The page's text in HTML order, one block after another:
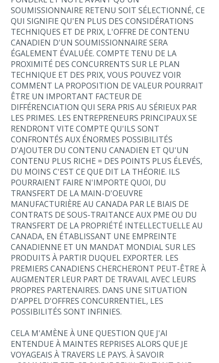
SOUMISSIONNAIRE RETENU SOIT SÉLECTIONNÉ, CE
QUI SIGNIFIE QU'EN PLUS DES CONSIDÉRATIONS
TECHNIQUES ET DE PRIX, L'OFFRE DE CONTENU
CANADIEN D'UN SOUMISSIONNAIRE SERA
ÉGALEMENT ÉVALUÉE. COMPTE TENU DE LA
PROXIMITÉ DES CONCURRENTS SUR LE PLAN
TECHNIQUE ET DES PRIX, VOUS POUVEZ VOIR
COMMENT LA PROPOSITION DE VALEUR POURRAIT
ÊTRE UN IMPORTANT FACTEUR DE
DIFFÉRENCIATION QUI SERA PRIS AU SÉRIEUX PAR
LES PRIMES. LES ENTREPRENEURS PRINCIPAUX SE
RENDRONT VITE COMPTE QU'ILS SONT
CONFRONTÉS AUX ÉNORMES POSSIBILITÉS
D'AJOUTER DU CONTENU CANADIEN ET QU'UN
CONTENU PLUS RICHE = DES POINTS PLUS ÉLEVÉS,
DU MOINS C'EST CE QUE DIT LA THÉORIE. ILS
POURRAIENT FAIRE N'IMPORTE QUOI, DU
TRANSFERT DE LA MAIN-D'OEUVRE
MANUFACTURIÈRE AU CANADA PAR LE BIAIS DE
CONTRATS DE SOUS-TRAITANCE AUX PME OU DU
TRANSFERT DE LA PROPRIÉTÉ INTELLECTUELLE AU
CANADA, EN ÉTABLISSANT UNE EMPREINTE
CANADIENNE ET UN MANDAT MONDIAL SUR LES
PRODUITS À PARTIR DUQUEL EXPORTER. LES
PREMIERS CANADIENS CHERCHERONT PEUT-ÊTRE À
AUGMENTER LEUR PART DE TRAVAIL AVEC LEURS
PROPRES PARTENAIRES. DANS UNE SITUATION
D'APPEL D'OFFRES CONCURRENTIEL, LES
POSSIBILITÉS SONT INFINIES.
CELA M'AMÈNE À UNE QUESTION QUE J'AI
ENTENDUE À MAINTES REPRISES ALORS QUE JE
VOYAGEAIS À TRAVERS LE PAYS. À SAVOIR